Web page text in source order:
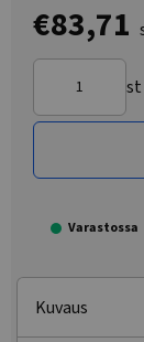
€83,71
st
Varastossa
Kuvaus